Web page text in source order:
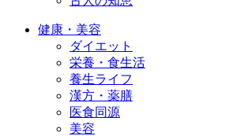
健康・美容
ダイエット
栄養・食生活
養生ライフ
漢方・薬膳
医食同源
美容